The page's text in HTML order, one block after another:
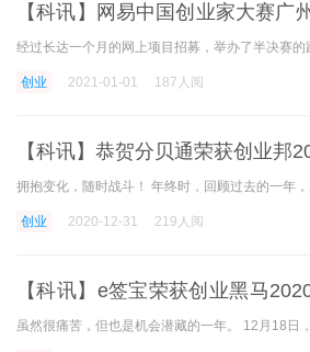
【科讯】网易中国创业家大赛广
疗夺冠
创业 2021-01-01 187人阅
【科讯】恭贺分贝通荣获创业邦
司TOP100
创业 2020-12-31 219人阅
【科讯】e签宝荣获创业黑马
兽TOP50大奖